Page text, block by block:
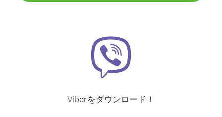
Viberをダウンロード！